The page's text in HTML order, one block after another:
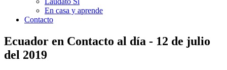
En casa y aprende
Contacto
Ecuador en Contacto al día - 12 de julio
del 2019